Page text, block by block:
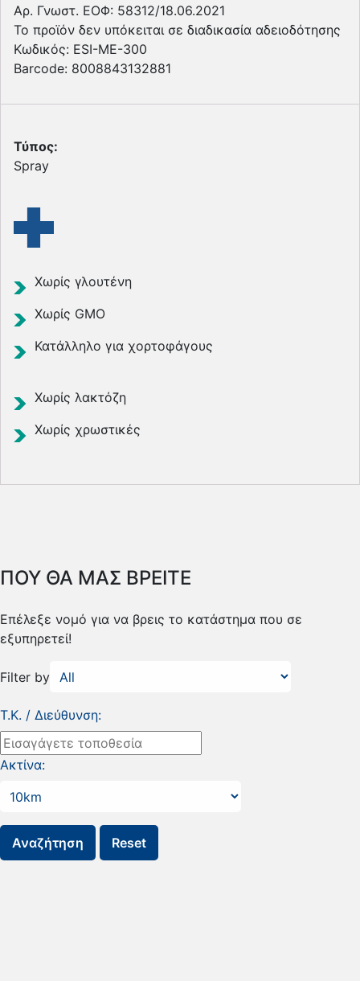
Αρ. Γνωστ. ΕΟΦ: 58312/18.06.2021
Το προϊόν δεν υπόκειται σε διαδικασία αδειοδότησης
Κωδικός: ESI-ME-300
Βarcode: 8008843132881
Τύπος:
Spray
Χωρίς γλουτένη
Χωρίς GMO
Κατάλληλο για χορτοφάγους
Χωρίς λακτόζη
Χωρίς χρωστικές
ΠΟΥ ΘΑ ΜΑΣ ΒΡΕΙΤΕ
Επέλεξε νομό για να βρεις το κατάστημα που σε
εξυπηρετεί!
Filter by
Τ.Κ. / Διεύθυνση:
Ακτίνα: